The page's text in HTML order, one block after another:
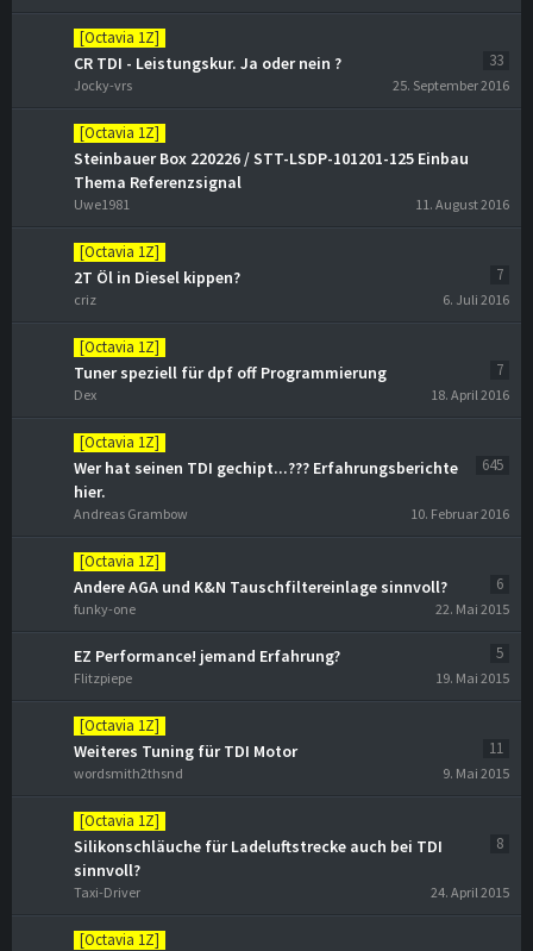
[Octavia 1Z]
CR TDI - Leistungskur. Ja oder nein ? 33
Jocky-vrs 25. September 2016
[Octavia 1Z]
Steinbauer Box 220226 / STT-LSDP-101201-125 Einbau
Thema Referenzsignal
Uwe1981 11. August 2016
[Octavia 1Z]
2T Öl in Diesel kippen? 7
criz 6. Juli 2016
[Octavia 1Z]
Tuner speziell für dpf off Programmierung 7
Dex 18. April 2016
[Octavia 1Z]
Wer hat seinen TDI gechipt...??? Erfahrungsberichte
hier.
645
Andreas Grambow 10. Februar 2016
[Octavia 1Z]
Andere AGA und K&N Tauschfiltereinlage sinnvoll? 6
funky-one 22. Mai 2015
EZ Performance! jemand Erfahrung? 5
Flitzpiepe 19. Mai 2015
[Octavia 1Z]
Weiteres Tuning für TDI Motor 11
wordsmith2thsnd 9. Mai 2015
[Octavia 1Z]
Silikonschläuche für Ladeluftstrecke auch bei TDI
sinnvoll?
8
Taxi-Driver 24. April 2015
[Octavia 1Z]